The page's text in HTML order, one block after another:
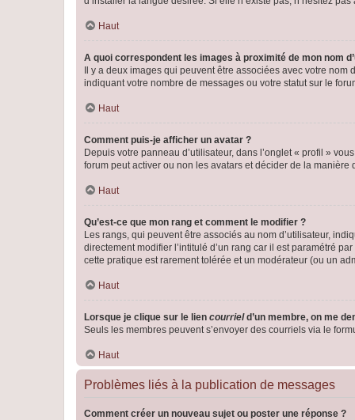
Haut
A quoi correspondent les images à proximité de mon nom
Il y a deux images qui peuvent être associées avec votre
indiquant votre nombre de messages ou votre statut sur le
Haut
Comment puis-je afficher un avatar ?
Depuis votre panneau d’utilisateur, dans l’onglet « profil »
forum peut activer ou non les avatars et décider de la
Haut
Qu’est-ce que mon rang et comment le modifier ?
Les rangs, qui peuvent être associés au nom d’utilisateur,
directement modifier l’intitulé d’un rang car il est paramétré
cette pratique est rarement tolérée et un modérateur (ou un
Haut
Lorsque je clique sur le lien courrield’un membre, on me
Seuls les membres peuvent s’envoyer des courriels via le
Haut
Problèmes liés à la publication de messages
Comment créer un nouveau sujet ou poster une réponse ?